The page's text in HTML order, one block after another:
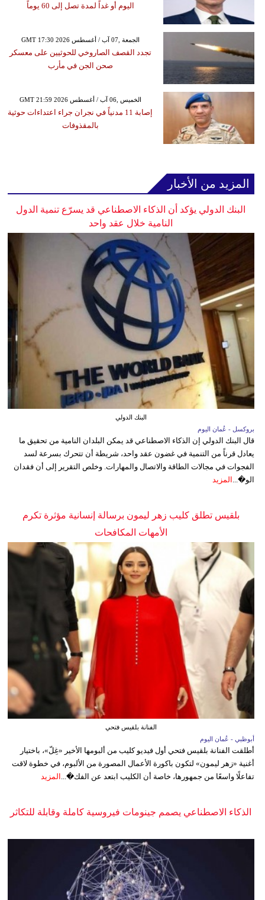
اليوم أو غداً لمدة تصل إلى 60 يوماً
GMT 17:30 2026 الجمعة ,07 آب / أغسطس
تجدد القصف الصاروخي للحوثيين على معسكر
صحن الجن في مأرب
GMT 21:59 2026 الخميس ,06 آب / أغسطس
إصابة 11 مدنياً في نجران جراء اعتداءات حوثية
بالمقذوفات
المزيد من الأخبار
البنك الدولي يؤكد أن الذكاء الاصطناعي قد يسرّع تنمية الدول
النامية خلال عقد واحد
البنك الدولي
بروكسل - عُمان اليوم
قال البنك الدولي إن الذكاء الاصطناعي قد يمكن البلدان النامية من تحقيق ما
يعادل قرناً من التنمية في غضون عقد واحد، شريطة أن تتحرك بسرعة لسد
الفجوات في مجالات الطاقة والاتصال والمهارات. وخلص التقرير إلى أن فقدان
الو�... المزيد
بلقيس تطلق كليب زهر ليمون برسالة إنسانية مؤثرة تكرم
الأمهات المكافحات
الفنانة بلقيس فتحي
أبوظبي - عُمان اليوم
أطلقت الفنانة بلقيس فتحي أول فيديو كليب من ألبومها الأخير «غِلّ»، باختيار
أغنية «زهر ليمون» لتكون باكورة الأعمال المصورة من الألبوم، في خطوة لاقت
تفاعلًا واسعًا من جمهورها، خاصة أن الكليب ابتعد عن الفك�... المزيد
الذكاء الاصطناعي يصمم جينومات فيروسية كاملة وقابلة للتكاثر